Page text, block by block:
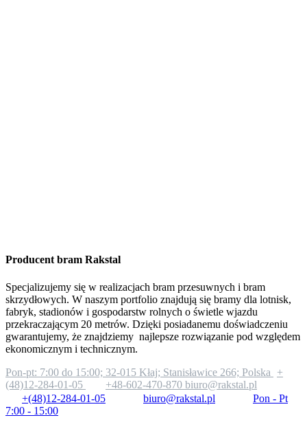
Producent bram Rakstal
Specjalizujemy się w realizacjach bram przesuwnych i bram
skrzydłowych. W naszym portfolio znajdują się bramy dla lotnisk,
fabryk, stadionów i gospodarstw rolnych o świetle wjazdu
przekraczającym 20 metrów. Dzięki posiadanemu doświadczeniu
gwarantujemy, że znajdziemy najlepsze rozwiązanie pod względem
ekonomicznym i technicznym.
Pon-pt: 7:00 do 15:00; 32-015 Kłaj; Stanisławice 266; Polska
+
(48)12-284-01-05
+48-602-470-870 biuro@rakstal.pl
+(48)12-284-01-05
biuro@rakstal.pl
Pon - Pt
7:00 - 15:00